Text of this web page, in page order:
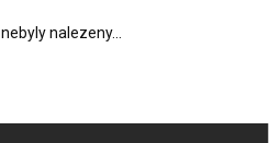
nebyly nalezeny...